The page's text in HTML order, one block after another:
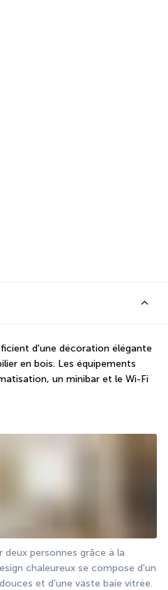
d'une décoration élégante
en bois. Les équipements
un minibar et le Wi-Fi
personnes grâce à la
chaleureux se compose d'un
et d'une vaste baie vitrée.